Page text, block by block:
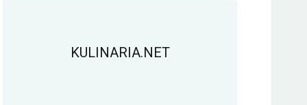
KULINARIA.NET